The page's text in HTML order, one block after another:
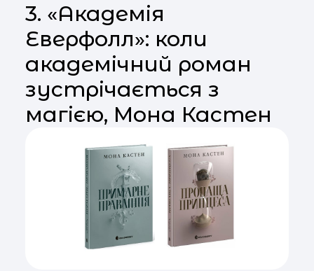
3. «Академія
Еверфолл»: коли
академічний роман
зустрічається з
магією, Мона Кастен